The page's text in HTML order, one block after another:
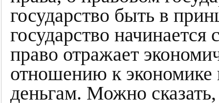
государство быть в
государство
право отражает
отношению к экономике
деньгам. Можно